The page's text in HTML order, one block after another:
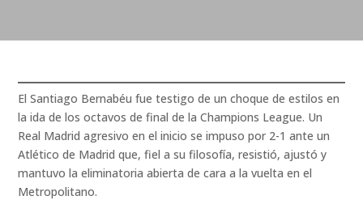
El Santiago Bernabéu fue testigo de un choque de estilos en
la ida de los octavos de final de la Champions League. Un
Real Madrid agresivo en el inicio se impuso por 2-1 ante un
Atlético de Madrid que, fiel a su filosofía, resistió, ajustó y
mantuvo la eliminatoria abierta de cara a la vuelta en el
Metropolitano.